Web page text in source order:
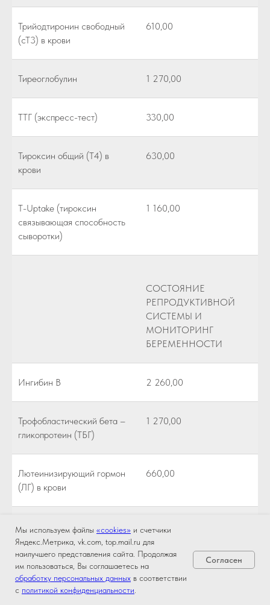
Трийодтиронин свободный
(сТ3) в крови
610,00
Тиреоглобулин 1 270,00
ТТГ (экспресс-тест) 330,00
Тироксин общий (Т4) в
крови
630,00
T-Uptake (тироксин
связывающая способность
сыворотки)
1 160,00
СОСТОЯНИЕ
РЕПРОДУКТИВНОЙ
СИСТЕМЫ И
МОНИТОРИНГ
БЕРЕМЕННОСТИ
Ингибин В 2 260,00
Трофобластический бета –
гликопротеин (ТБГ)
1 270,00
Лютеинизирующий гормон
(ЛГ) в крови
660,00
Фолликулостимулирующий
гормон (ФСГ) в крови
Пролактин (определение
макропролактина при
660,00
Мы используем файлы «cookies» и счетчики
Яндекс.Метрика, vk.com, top.mail.ru для
наилучшего представления сайта. Продолжая
им пользоваться, Вы соглашаетесь на
обработку персональных данных в соответствии
с политикой конфиденциальности
Согласен